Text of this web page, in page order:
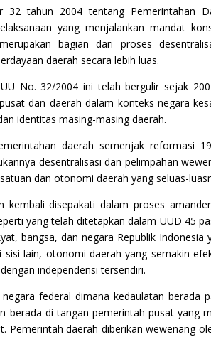
32 tahun 2004 tentang Pemerintahan
yang menjalankan mandat
bagian dari proses
daerah secara lebih luas.
No. 32/2004 ini telah bergulir sejak
dan daerah dalam konteks negara
identitas masing-masing daerah.
daerah semenjak reformasi
desentralisasi dan pelimpahan
dan otonomi daerah yang seluas-
kembali disepakati dalam proses
yang telah ditetapkan dalam UUD 45
bangsa, dan negara Republik
sisi lain, otonomi daerah yang semakin
independensi tersendiri.
federal dimana kedaulatan berada
berada di tangan pemerintah pusat yang
Pemerintah daerah diberikan wewenang